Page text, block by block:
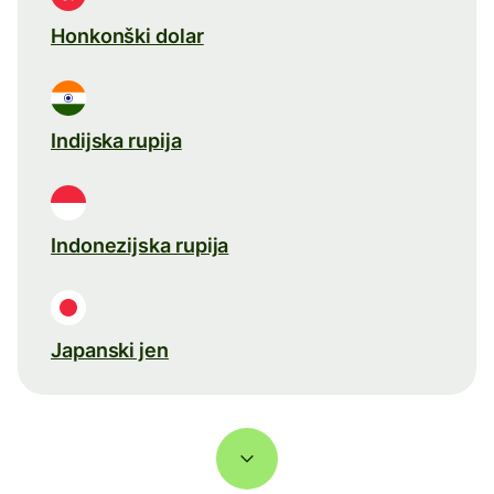
Honkonški dolar
Indijska rupija
Indonezijska rupija
Japanski jen